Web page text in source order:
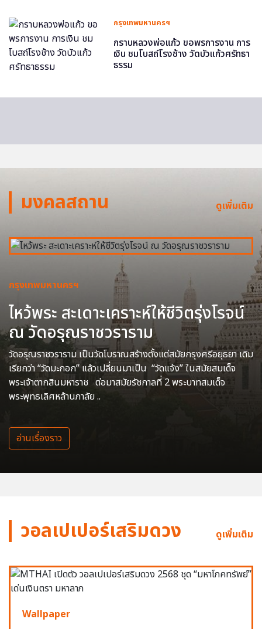
กรุงเทพมหานครฯ
กราบหลวงพ่อแก้ว ขอพรการงาน การ
เงิน ชมโบสถ์โรงช้าง วัดบัวแก้วศรัทธา
ธรรม
มงคลสถาน ดูเพิ่มเติม
กรุงเทพมหานครฯ
ไหว้พระ สะเดาะเคราะห์ให้ชีวิตรุ่งโรจน์
ณ วัดอรุณราชวราราม
วัดอรุณราชวราราม เป็นวัดโบราณสร้างตั้งแต่สมัยกรุงศรีอยุธยา เดิม
เรียกว่า “วัดมะกอก” แล้วเปลี่ยนมาเป็น “วัดแจ้ง” ในสมัยสมเด็จ
พระเจ้าตากสินมหาราช ต่อมาสมัยรัชกาลที่ 2 พระบาทสมเด็จ
พระพุทธเลิศหล้านภาลัย ..
อ่านเรื่องราว
วอลเปเปอร์เสริมดวง ดูเพิ่มเติม
Wallpaper